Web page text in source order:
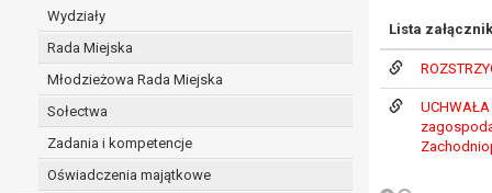
Wydziały
Rada Miejska
Młodzieżowa Rada Miejska
Sołectwa
Zadania i kompetencje
Oświadczenia majątkowe
Lista
realizacji zadań wynikających z przepisów
szeregu ustaw kompetencyjnych
zawarcia i realizacji umów;
ochrony żywotnych interesów osoby, której
wykonania zadania realizowanego w interesie
w pozostałych przypadkach dane osobowe
W związku z przetwarzaniem danych w celu
osobowych. Odbiorcami mogą być: